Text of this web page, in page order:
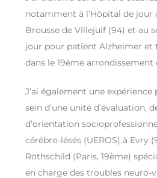
notamment à l’Hôpital de jour
Brousse de Villejuif (94) et au
jour pour patient Alzheimer et
dans le 19ème arrondissement
J’ai également une expérience
sein d’une unité d’évaluation,
d’orientation
cérébro-lésés (UEROS) à Evry
Rothschild (Paris, 19ème)
en charge des troubles neuro-